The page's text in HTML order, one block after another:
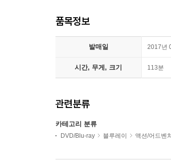
품목정보
발매일 2017년
시간, 무게, 크기 113분
관련분류
카테고리 분류
DVD/Blu-ray 블루레이 액션/어드벤